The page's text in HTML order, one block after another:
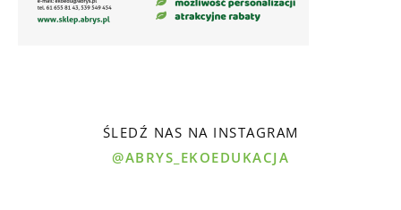
ŚLEDŹ NAS NA INSTAGRAM
@ABRYS_EKOEDUKACJA